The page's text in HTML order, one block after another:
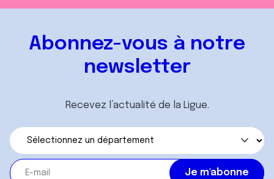
Abonnez-vous à notre
newsletter
Recevez l’actualité de la Ligue.